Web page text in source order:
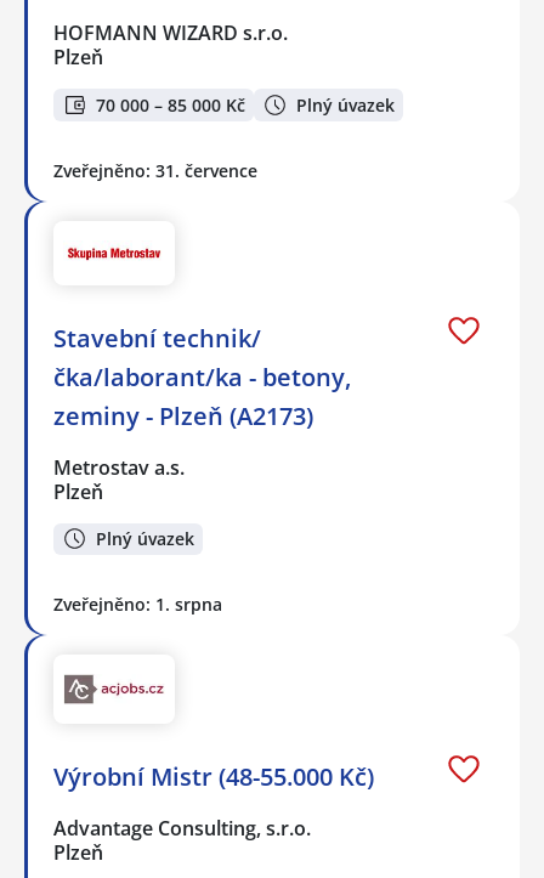
HOFMANN WIZARD s.r.o.
Plzeň
70 000 – 85 000 Kč Plný úvazek
Zveřejněno: 31. července
Stavební technik/
čka/laborant/ka - betony,
zeminy - Plzeň (A2173)
Metrostav a.s.
Plzeň
Plný úvazek
Zveřejněno: 1. srpna
Výrobní Mistr (48-55.000 Kč)
Advantage Consulting, s.r.o.
Plzeň